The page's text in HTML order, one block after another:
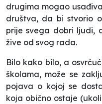
drugima mogao
društva, da bi stvorio
prije svega dobri ljudi,
žive od svog rada.
Bilo kako bilo, a
školama, može se
pojava o kojoj se
koja obično ostaje